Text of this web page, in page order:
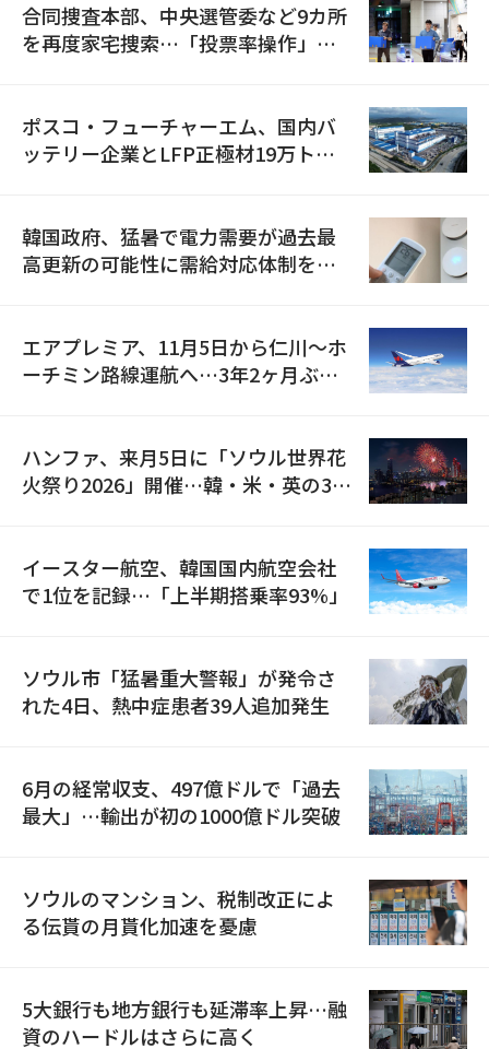
合同捜査本部、中央選管委など9カ所
を再度家宅捜索…「投票率操作」の
ポスコ・フューチャーエム、国内バ
ッテリー企業とLFP正極材19万トン
韓国政府、猛暑で電力需要が過去最
高更新の可能性に需給対応体制を点
エアプレミア、11月5日から仁川〜ホ
ーチミン路線運航へ…3年2ヶ月ぶり
ハンファ、来月5日に「ソウル世界花
火祭り2026」開催…韓・米・英の3カ
イースター航空、韓国国内航空会社
で1位を記録…「上半期搭乗率93%」
ソウル市「猛暑重大警報」が発令さ
れた4日、熱中症患者39人追加発生
6月の経常収支、497億ドルで「過去
最大」…輸出が初の1000億ドル突破
ソウルのマンション、税制改正によ
る伝貰の月貰化加速を憂慮
5大銀行も地方銀行も延滞率上昇…融
資のハードルはさらに高く